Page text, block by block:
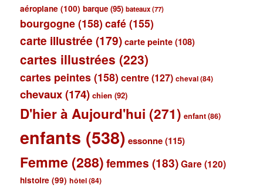
aéroplane (100) barque (95) bateaux(77)
bourgogne (158) café (155)
carte illustrée (179) carte peinte (108)
cartes illustrées (223)
cartes peintes (158) centre(127) cheval(84)
chevaux(174) chien (92)
D'hier à Aujourd'hui (271) enfant(86)
enfants (538) essonne(115)
Femme (288)femmes (183)Gare (120)
histoire (99) hôtel(84)